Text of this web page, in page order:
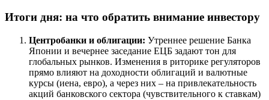
Итоги дня: на что обратить внимание инвестору
Центробанки и облигации: Утреннее решение Банка
Японии и вечернее заседание ЕЦБ задают тон для
глобальных рынков. Изменения в риторике регуляторов
прямо влияют на доходности облигаций и валютные
курсы (иена, евро), а через них – на привлекательность
акций банковского сектора (чувствительного к ставкам)